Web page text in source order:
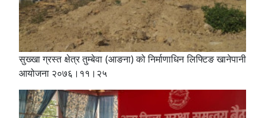
सुख्खा ग्रस्त क्षेत्र तुम्बेवा (आङना) को निर्माणाधिन लिफ्टिङ खानेपानी
आयोजना २०७६।११।२५